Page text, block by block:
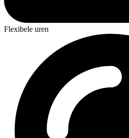
Flexibele uren